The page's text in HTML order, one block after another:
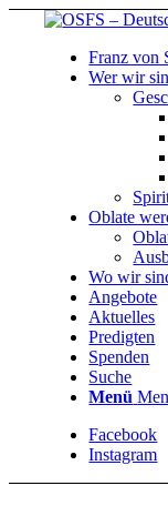
Franz von
Wer wir
Oblate
Wo wir
Angebote
Aktuelles
Predigten
Spenden
Suche
Menü
Facebook
Instagram